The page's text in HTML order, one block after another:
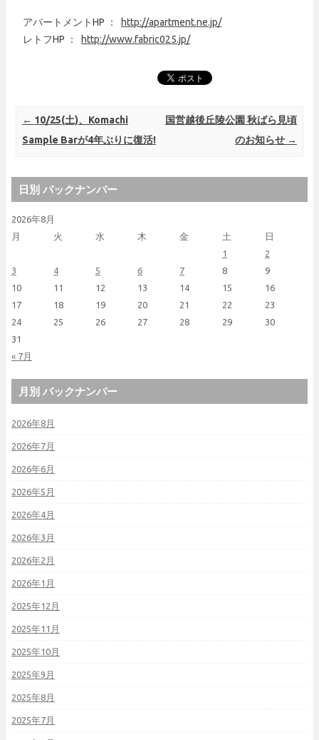
アパートメントHP ：
http://apartment.ne.jp/
レトフHP ：
http://www.fabric025.jp/
Post navigation
← 10/25(土)、Komachi
Sample Barが4年ぶりに復活!
国営越後丘陵公園 秋ばら見頃
のお知らせ →
日別 バックナンバー
2026年8月
月
火 水 木 金 土 日
« 7月
1
2
3
4 5 6 7 8
9
10
11 12 13 14 15
16
17
18 19 20 21 22
23
24
25 26 27 28 29
30
31
月別 バックナンバー
2026年8月
2026年7月
2026年6月
2026年5月
2026年4月
2026年3月
2026年2月
2026年1月
2025年12月
2025年11月
2025年10月
2025年9月
2025年8月
2025年7月